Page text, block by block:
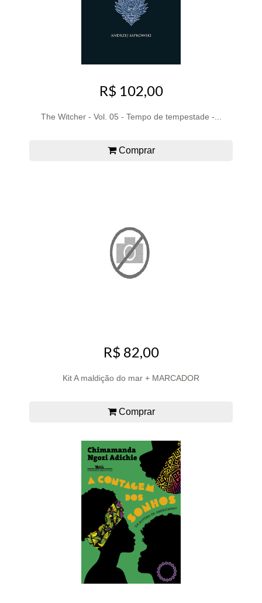
R$ 102,00
The Witcher - Vol. 05 - Tempo de tempestade -...
Comprar
R$ 82,00
Kit A maldição do mar + MARCADOR
Comprar